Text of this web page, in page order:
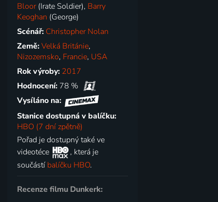
Bloor(Irate Soldier), Barry
Keoghan (George)
Scénář: Christopher Nolan
Země:Velká Británie,
Nizozemsko, Francie, USA
Rok výroby: 2017
Hodnocení: 78 %
Vysíláno na:
Stanice dostupná v balíčku:
HBO (7 dní zpětně)
Pořad je dostupný také ve
videotéce
, která je
součástí balíčku HBO.
Recenze filmu Dunkerk: